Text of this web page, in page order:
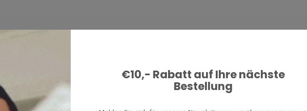
€10,- Rabatt auf Ihre nächste
Bestellung